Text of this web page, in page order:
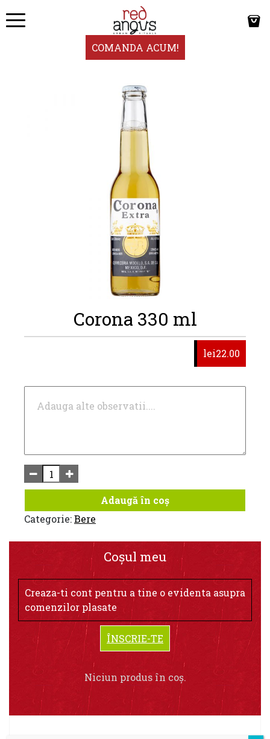
COMANDA ACUM!
Corona 330 ml
lei22.00
Adaugă în coș
Categorie:Bere
Coșul meu
Creaza-ti cont pentru a tine o evidenta asupra
comenzilor plasate
ÎNSCRIE-TE
Niciun produs în coș.